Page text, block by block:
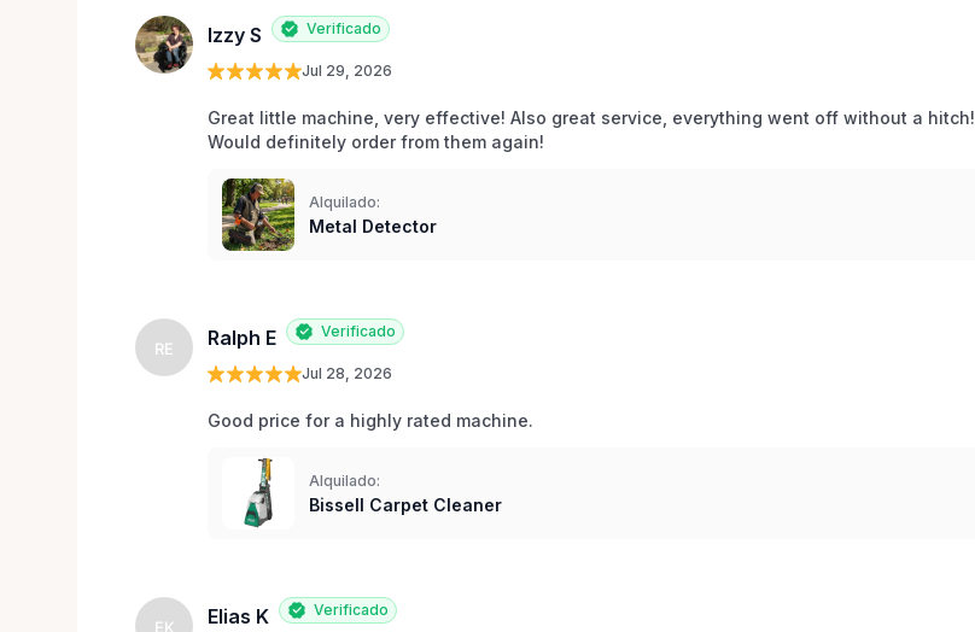
Izzy S Verificado
Jul 29, 2026
Great little machine, very effective! Also great service, everything went off without a hitch!
Would definitely order from them again!
Alquilado:
Metal Detector
RE Ralph E Verificado
Jul 28, 2026
Good price for a highly rated machine.
Alquilado:
Bissell Carpet Cleaner
EK Elias K Verificado